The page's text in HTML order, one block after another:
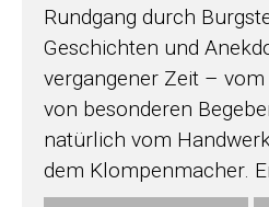
Rundgang durch
Geschichten und
vergangener Zeit –
von besonderen
natürlich vom
dem Klompenmacher.